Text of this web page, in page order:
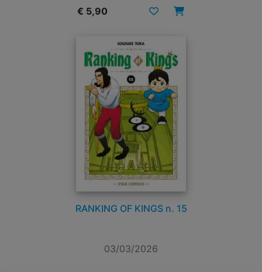
€ 5,90
RANKING OF KINGS n. 15
03/03/2026